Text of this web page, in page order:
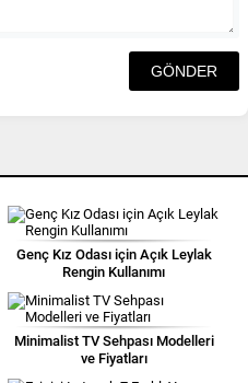
Genç Kız Odası için Açık Leylak
Rengin Kullanımı
Minimalist TV Sehpası Modelleri
ve Fiyatları